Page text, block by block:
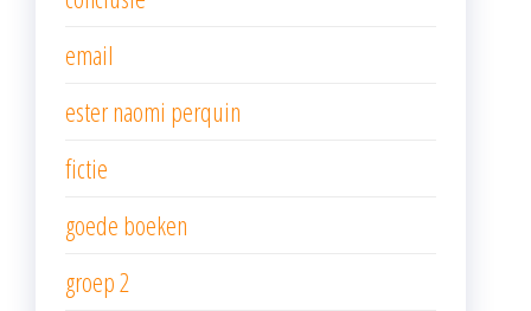
email
ester naomi perquin
fictie
goede boeken
groep 2